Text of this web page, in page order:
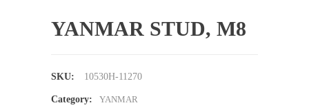
YANMAR STUD, M8
SKU: 10530H-11270
Category: YANMAR